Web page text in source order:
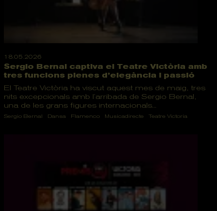
18.05.2026
Sergio Bernal captiva el Teatre Victòria amb
tres funcions plenes d’elegància i passió
El Teatre Victòria ha viscut aquest mes de maig, tres
nits excepcionals amb l’arribada de Sergio Bernal,
una de les grans figures internacionals...
Sergio Bernal Dansa Flamenco Musicadirecte Teatre Victoria